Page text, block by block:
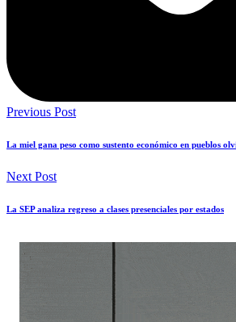
Previous Post
La miel gana peso como sustento económico en pueblos
Next Post
La SEP analiza regreso a clases presenciales por estados